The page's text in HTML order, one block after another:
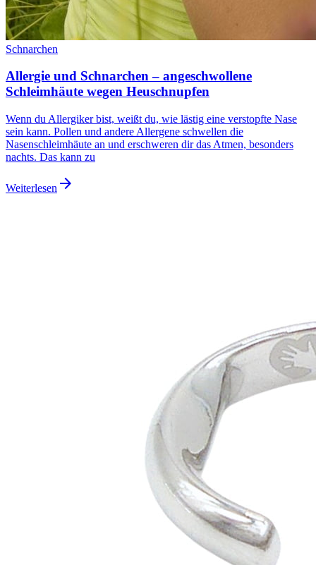
Schnarchen
Allergie und Schnarchen – angeschwollene
Schleimhäute wegen Heuschnupfen
Wenn du Allergiker bist, weißt du, wie lästig eine verstopfte Nase
sein kann. Pollen und andere Allergene schwellen die
Nasenschleimhäute an und erschweren dir das Atmen, besonders
nachts. Das kann zu
Weiterlesen arrow_forward